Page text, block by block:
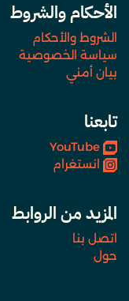
الأحكام والشروط
الشروط والأحكام
سياسة الخصوصية
بيان أمني
تابعنا
YouTube
انستغرام
المزيد من الروابط
اتصل بنا
حول